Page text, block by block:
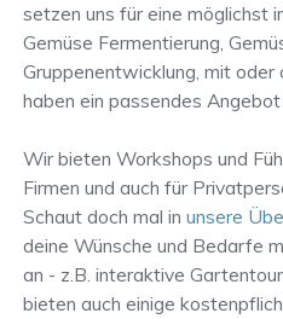
setzen uns für eine möglichst
Gemüse Fermentierung,
Gruppenentwicklung, mit
haben ein passendes Angebot
Wir bieten Workshops und
Firmen und auch für
Schaut doch mal in unsere
deine Wünsche und Bedarfe
an - z.B. interaktive
bieten auch einige